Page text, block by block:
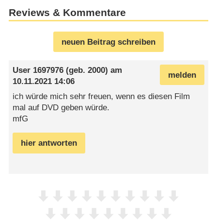
Reviews & Kommentare
neuen Beitrag schreiben
melden
User 1697976 (geb. 2000) am
10.11.2021 14:06
ich würde mich sehr freuen, wenn es diesen Film
mal auf DVD geben würde.
mfG
hier antworten